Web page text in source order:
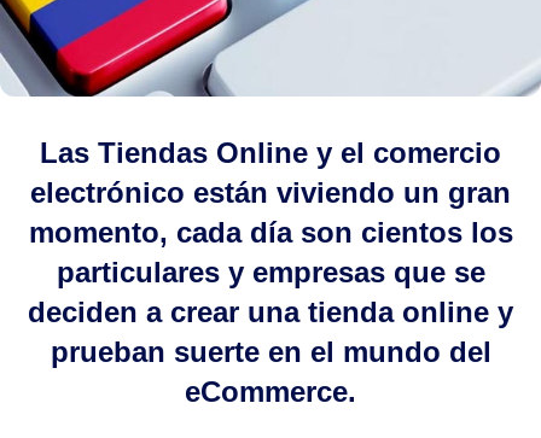
Las Tiendas Online y el comercio
electrónico están viviendo un gran
momento, cada día son cientos los
particulares y empresas que se
deciden a crear una tienda online y
prueban suerte en el mundo del
eCommerce.